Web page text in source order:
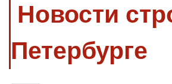
Новости
Петербурге